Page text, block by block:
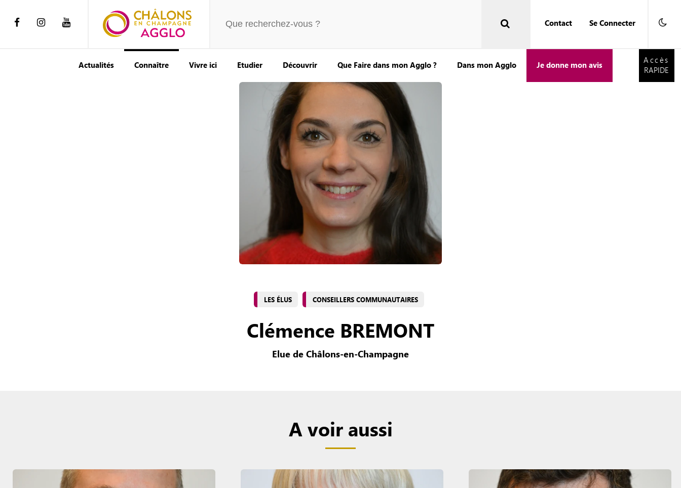
Contact Se Connecter
Accès
Actualités Connaître Vivre ici Etudier Découvrir Que Faire dans mon Agglo ? Dans mon Agglo Je donne mon avis
Accès
RAPIDE
LES ÉLUS CONSEILLERS COMMUNAUTAIRES
Clémence BREMONT
Elue de Châlons-en-Champagne
A voir aussi